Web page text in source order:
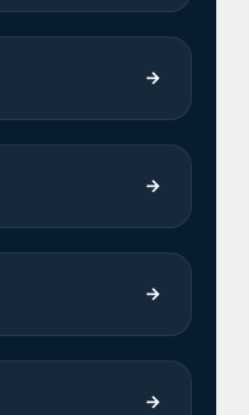
→
→
→
→